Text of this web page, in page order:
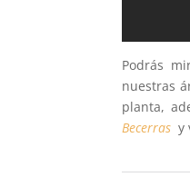
Podrás
nuestras
planta,
Becerras y